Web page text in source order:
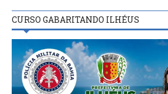
CURSO GABARITANDO ILHÉUS